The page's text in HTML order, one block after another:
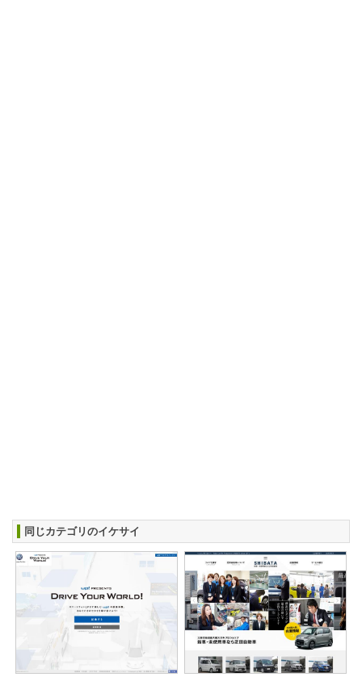
同じカテゴリのイケサイ